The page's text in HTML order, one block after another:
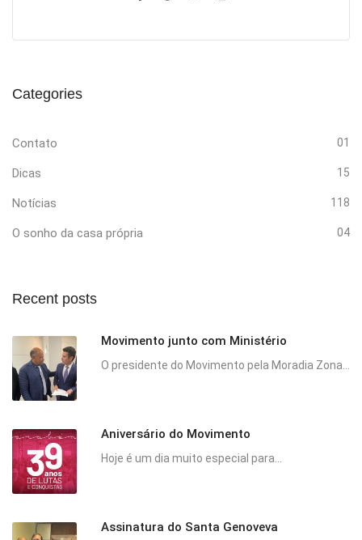
Categories
Contato 01
Dicas 15
Notícias 118
O sonho da casa própria 04
Recent posts
Movimento junto com Ministério
O presidente do Movimento pela Moradia Zona...
Aniversário do Movimento
Hoje é um dia muito especial para...
Assinatura do Santa Genoveva